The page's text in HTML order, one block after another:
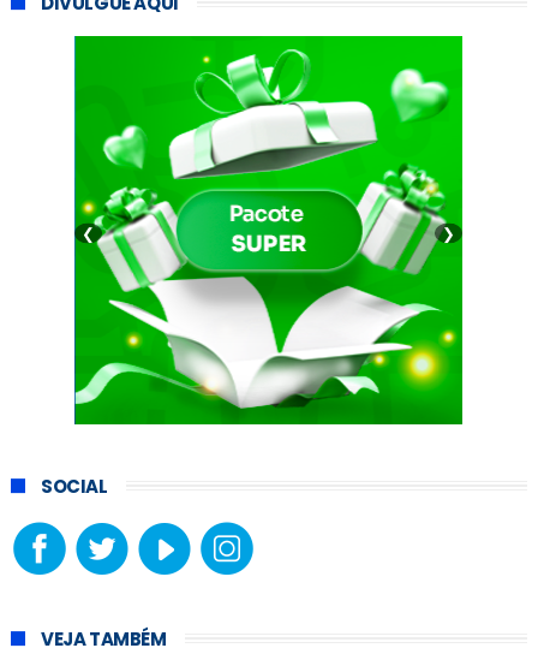
❮ ❯
SOCIAL
VEJA TAMBÉM